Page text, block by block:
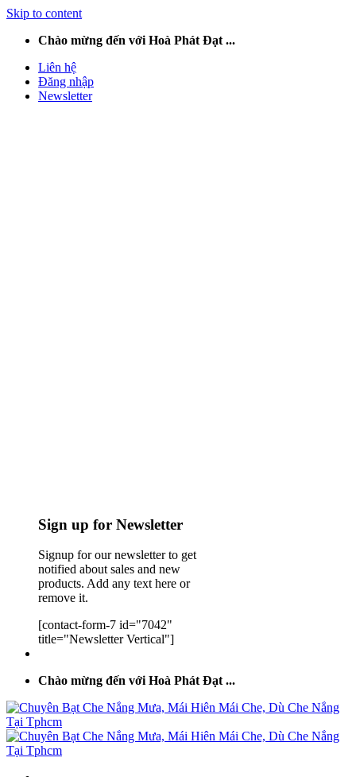
Skip to content
Chào mừng đến với Hoà Phát Đạt ...
Liên hệ
Đăng nhập
Newsletter
Sign up for Newsletter
Signup for our newsletter to get
notified about sales and new
products. Add any text here or
remove it.
[contact-form-7 id="7042"
title="Newsletter Vertical"]
Chào mừng đến với Hoà Phát Đạt ...